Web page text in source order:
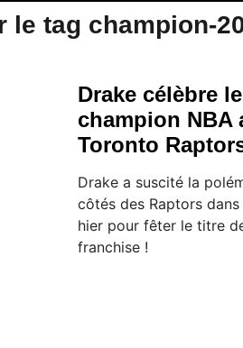
le tag champion-
Drake célèbre
champion NBA
Toronto
Drake a suscité la
côtés des Raptors
hier pour fêter le titre
franchise !